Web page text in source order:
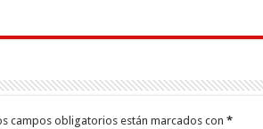
campos obligatorios están marcados con *